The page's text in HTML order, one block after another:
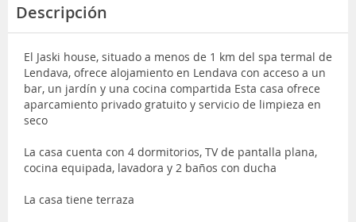
Descripción
El Jaski house, situado a menos de 1 km del spa termal de
Lendava, ofrece alojamiento en Lendava con acceso a un
bar, un jardín y una cocina compartida Esta casa ofrece
aparcamiento privado gratuito y servicio de limpieza en
seco
La casa cuenta con 4 dormitorios, TV de pantalla plana,
cocina equipada, lavadora y 2 baños con ducha
La casa tiene terraza